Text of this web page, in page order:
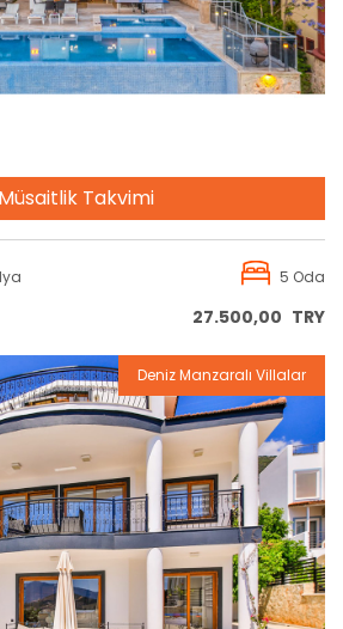
Müsaitlik Takvimi
5 Oda
27.500,00 TRY
Rezervasyon
Deniz Manzaralı Villalar